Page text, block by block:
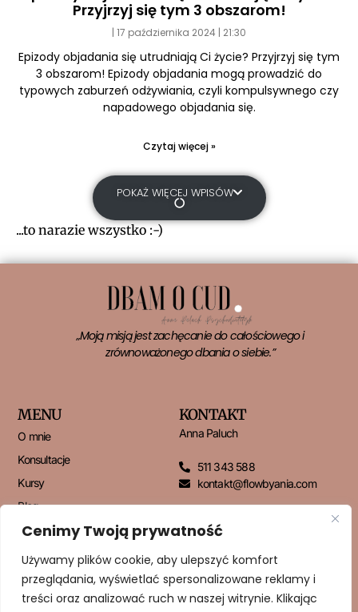
Cenimy Twoją prywatność
Używamy plików cookie, aby ulepszyć komfort
przeglądania, wyświetlać spersonalizowane reklamy i
treści oraz analizować ruch w naszej witrynie. Klikając
Przyjrzyj się tym 3 obszarom!
17 października 2024 21:30
Epizody objadania się utrudniają Ci życie? Przyjrzyj się tym
3 obszarom! Epizody objadania mogą prowadzić do
typowych zaburzeń odżywiania, czyli kompulsywnego czy
napadowego objadania się.
Czytaj więcej »
POKAŻ WIĘCEJ WPISÓW
...to narazie wszystko :-)
„Moją misją jest zachęcanie do całościowego i
zrównoważonego dbania o siebie.”
MENU
O mnie
Konsultacje
Kursy
Blog
Kontakt
KONTAKT
Anna Paluch
511 343 588
kontakt@flowbyania.com
NEWSLETTER